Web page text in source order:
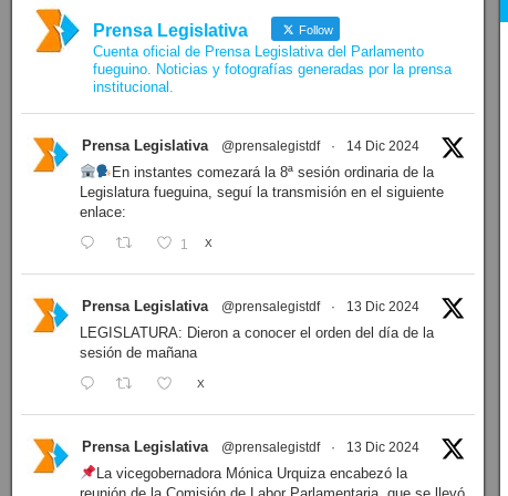
Prensa Legislativa Follow
Cuenta oficial de Prensa Legislativa del Parlamento
fueguino. Noticias y fotografías generadas por la prensa
institucional.
Prensa Legislativa @prensalegistdf · 14 Dic 2024
En instantes comezará la 8ª sesión ordinaria de la
Legislatura fueguina, seguí la transmisión en el siguiente
enlace:
1 X
Prensa Legislativa @prensalegistdf · 13 Dic 2024
LEGISLATURA: Dieron a conocer el orden del día de la
sesión de mañana
X
Prensa Legislativa @prensalegistdf · 13 Dic 2024
La vicegobernadora Mónica Urquiza encabezó la